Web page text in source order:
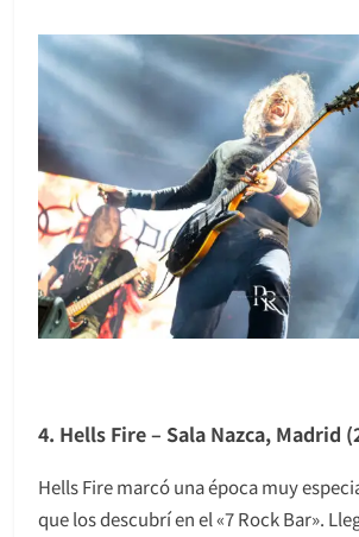
4. Hells Fire – Sala Nazca, Madrid
Hells Fire marcó una época muy
que los descubrí en el «7 Rock Bar».